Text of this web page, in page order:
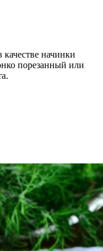
начинки
порезанный или